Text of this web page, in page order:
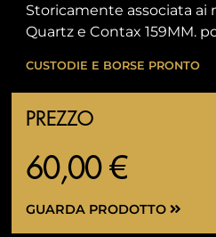
Storicamente associata ai
Quartz e Contax 159MM.
CUSTODIE E BORSE PRONTO
PREZZO
60,00 €
GUARDA PRODOTTO